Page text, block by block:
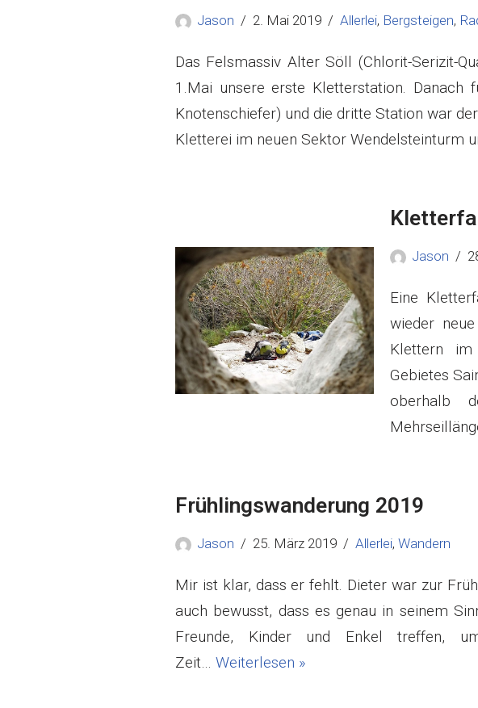
Jason 2. Mai 2019 Allerlei, Bergsteigen,
Das Felsmassiv Alter Söll (Chlorit-Serizit-
1.Mai unsere erste Kletterstation. Danach
Knotenschiefer) und die dritte Station war
Kletterei im neuen Sektor Wendelsteinturm
Jason
Eine
wieder
Klettern
Gebietes
oberhalb
Frühlingswanderung 2019
Jason 25. März 2019 Allerlei, Wandern
Mir ist klar, dass er fehlt. Dieter war zur
auch bewusst, dass es genau in seinem
Freunde, Kinder und Enkel treffen,
Zeit… Weiterlesen »